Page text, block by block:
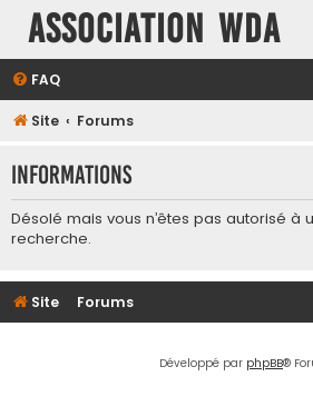
Association WDA
FAQ
Site Forums
Informations
Désolé mais vous n’êtes pas autorisé à
recherche.
Site Forums
Développé par phpBB®